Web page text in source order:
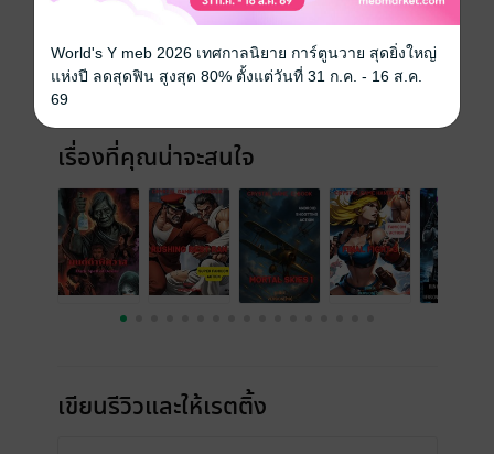
ความยาว 131 หน้า
ราคาปก
เรื่องที่คุณน่าจะสนใจ
เขียนรีวิวและให้เรตติ้ง
World's Y meb 2026 เทศกาลนิยาย การ์ตูนวาย สุดยิ่งใหญ่
แห่งปี ลดสุดฟิน สูงสุด 80% ตั้งแต่วันที่ 31 ก.ค. - 16 ส.ค.
69